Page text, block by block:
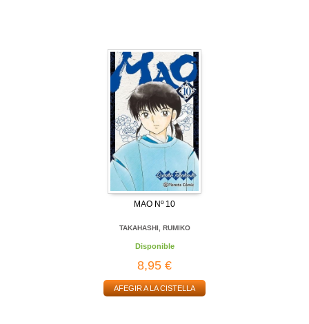
MAO Nº 10
TAKAHASHI, RUMIKO
Disponible
8,95 €
AFEGIR A LA CISTELLA